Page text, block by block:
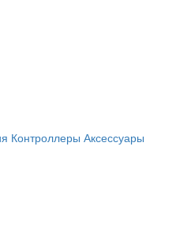
Контроллеры Аксессуары